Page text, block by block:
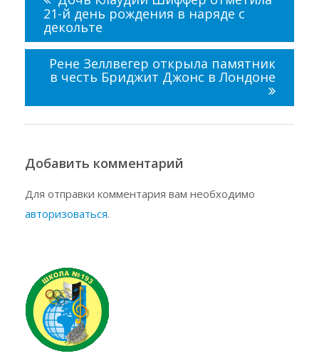
записям
21-й день рождения в наряде с
декольте
Рене Зеллвегер открыла памятник
в честь Бриджит Джонс в Лондоне
Добавить комментарий
Для отправки комментария вам необходимо
авторизоваться.